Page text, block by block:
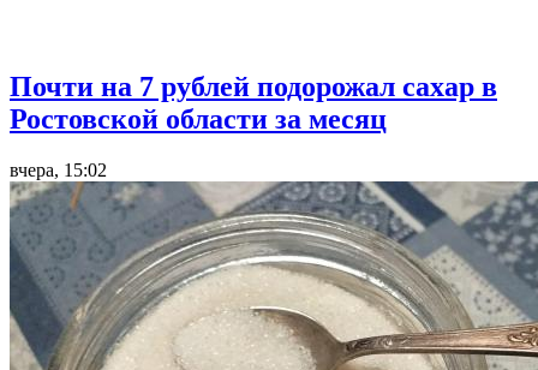
Почти на 7 рублей подорожал сахар в
Ростовской области за месяц
вчера, 15:02